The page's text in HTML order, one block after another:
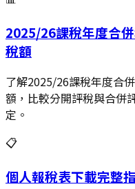
2025/26課稅年度合
稅額
了解2025/26課稅年度合
額，比較分開評稅與合併
定。
📋
個人報稅表下載完整